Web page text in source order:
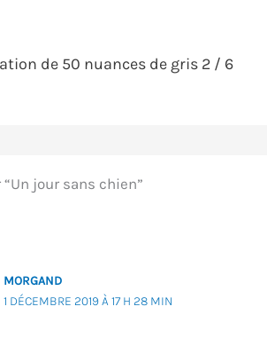
de 50 nuances de gris 2 / 6
jour sans chien”
MORGAND
1 DÉCEMBRE 2019 À 17 H 28 MIN